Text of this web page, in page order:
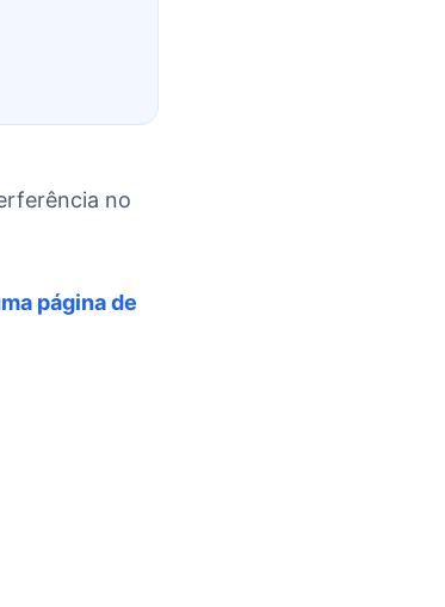
no
página de